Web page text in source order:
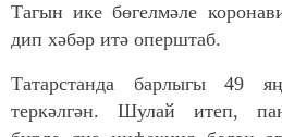
Тагын ике бөгелмәле
дип хәбәр итә оперштаб.
Татарстанда барлыгы 49
теркәлгән. Шулай итеп,